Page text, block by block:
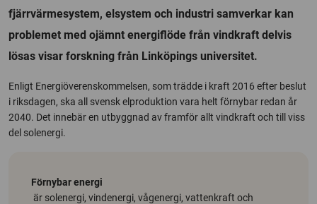
fjärrvärmesystem, elsystem och industri samverkar kan
problemet med ojämnt energiflöde från vindkraft delvis
lösas visar forskning från Linköpings universitet.
Enligt Energiöverenskommelsen, som trädde i kraft 2016 efter beslut
i riksdagen, ska all svensk elproduktion vara helt förnybar redan år
2040. Det innebär en utbyggnad av framför allt vindkraft och till viss
del solenergi.
Förnybar energi
är solenergi, vindenergi, vågenergi, vattenkraft och